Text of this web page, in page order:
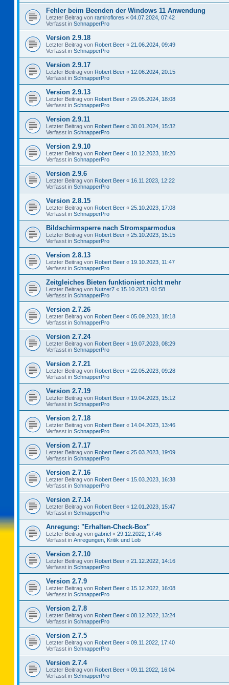
Fehler beim Beenden der Windows 11 Anwendung
Letzter Beitrag von ramiroflores « 04.07.2024, 07:42
Verfasst in SchnapperPro
Version 2.9.18
Letzter Beitrag von Robert Beer « 21.06.2024, 09:49
Verfasst in SchnapperPro
Version 2.9.17
Letzter Beitrag von Robert Beer « 12.06.2024, 20:15
Verfasst in SchnapperPro
Version 2.9.13
Letzter Beitrag von Robert Beer « 29.05.2024, 18:08
Verfasst in SchnapperPro
Version 2.9.11
Letzter Beitrag von Robert Beer « 30.01.2024, 15:32
Verfasst in SchnapperPro
Version 2.9.10
Letzter Beitrag von Robert Beer « 10.12.2023, 18:20
Verfasst in SchnapperPro
Version 2.9.6
Letzter Beitrag von Robert Beer « 16.11.2023, 12:22
Verfasst in SchnapperPro
Version 2.8.15
Letzter Beitrag von Robert Beer « 25.10.2023, 17:08
Verfasst in SchnapperPro
Bildschirmsperre nach Stromsparmodus
Letzter Beitrag von Robert Beer « 25.10.2023, 15:15
Verfasst in SchnapperPro
Version 2.8.13
Letzter Beitrag von Robert Beer « 19.10.2023, 11:47
Verfasst in SchnapperPro
Zeitgleiches Bieten funktioniert nicht mehr
Letzter Beitrag von Nutzer7 « 15.10.2023, 01:58
Verfasst in SchnapperPro
Version 2.7.26
Letzter Beitrag von Robert Beer « 05.09.2023, 18:18
Verfasst in SchnapperPro
Version 2.7.24
Letzter Beitrag von Robert Beer « 19.07.2023, 08:29
Verfasst in SchnapperPro
Version 2.7.21
Letzter Beitrag von Robert Beer « 22.05.2023, 09:28
Verfasst in SchnapperPro
Version 2.7.19
Letzter Beitrag von Robert Beer « 19.04.2023, 15:12
Verfasst in SchnapperPro
Version 2.7.18
Letzter Beitrag von Robert Beer « 14.04.2023, 13:46
Verfasst in SchnapperPro
Version 2.7.17
Letzter Beitrag von Robert Beer « 25.03.2023, 19:09
Verfasst in SchnapperPro
Version 2.7.16
Letzter Beitrag von Robert Beer « 15.03.2023, 16:38
Verfasst in SchnapperPro
Version 2.7.14
Letzter Beitrag von Robert Beer « 12.01.2023, 15:47
Verfasst in SchnapperPro
Anregung: "Erhalten-Check-Box"
Letzter Beitrag von gabriel « 29.12.2022, 17:46
Verfasst in Anregungen, Kritik und Lob
Version 2.7.10
Letzter Beitrag von Robert Beer « 21.12.2022, 14:16
Verfasst in SchnapperPro
Version 2.7.9
Letzter Beitrag von Robert Beer « 15.12.2022, 16:08
Verfasst in SchnapperPro
Version 2.7.8
Letzter Beitrag von Robert Beer « 08.12.2022, 13:24
Verfasst in SchnapperPro
Version 2.7.5
Letzter Beitrag von Robert Beer « 09.11.2022, 17:40
Verfasst in SchnapperPro
Version 2.7.4
Letzter Beitrag von Robert Beer « 09.11.2022, 16:04
Verfasst in SchnapperPro